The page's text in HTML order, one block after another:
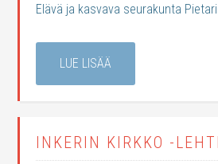
Elävä ja kasvava seurakunta
LUE LISÄÄ
INKERIN KIRKKO -LEHTI